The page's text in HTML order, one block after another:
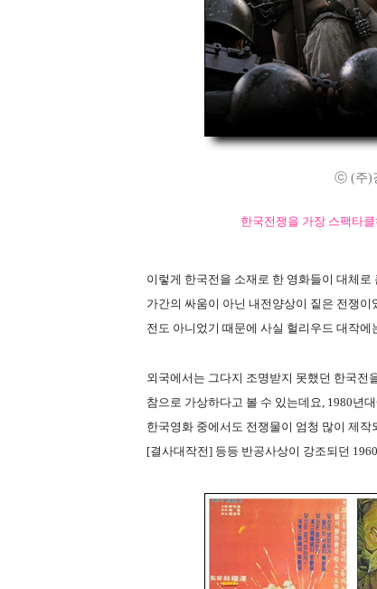
ⓒ (주)
한국전쟁을 가장 스팩타
이렇게 한국전을 소재로 한 영화들이 대체
가간의 싸움이 아닌 내전양상이 짙은 전쟁
전도 아니었기 때문에 사실 헐리우드 대작
외국에서는 그다지 조명받지 못했던 한국전
참으로 가상하다고 볼 수 있는데요, 1980년
한국영화 중에서도 전쟁물이 엄청 많이 제
[결사대작전] 등등 반공사상이 강조되던